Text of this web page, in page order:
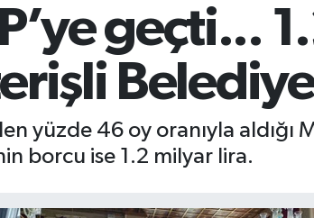
geçti...
Belediye
yüzde 46 oy oranıyla aldığı
borcu ise 1.2 milyar lira.